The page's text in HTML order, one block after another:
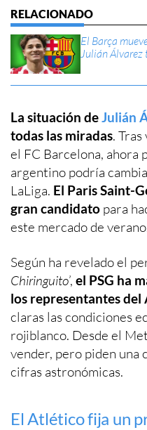
El Barça
Julián Álvarez
La situación deJulián
todas las miradas.
el FC Barcelona, ahora
argentino podría
LaLiga. El Paris Saint-
gran candidato para
este mercado de
Según ha revelado el
Chiringuito’, el PSG ha
los representantes
claras las condiciones
rojiblanco. Desde el
vender, pero piden una
cifras astronómicas.
El Atlético fija un